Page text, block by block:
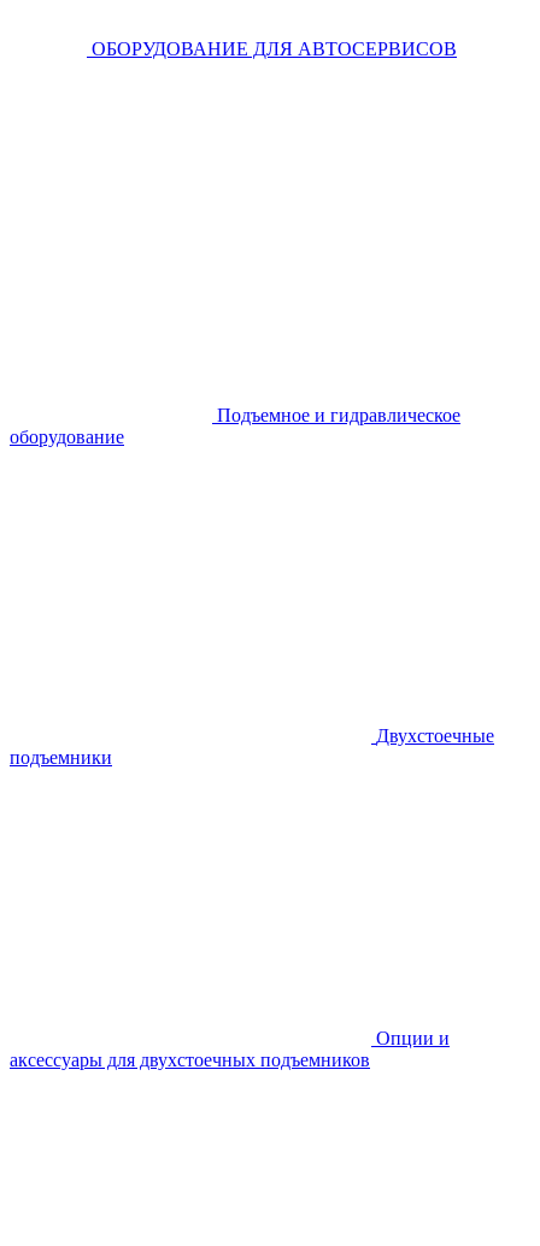
ОБОРУДОВАНИЕ ДЛЯ АВТОСЕРВИСОВ
Подъемное и гидравлическое
оборудование
Двухстоечные
подъемники
Опции и
аксессуары для двухстоечных подъемников